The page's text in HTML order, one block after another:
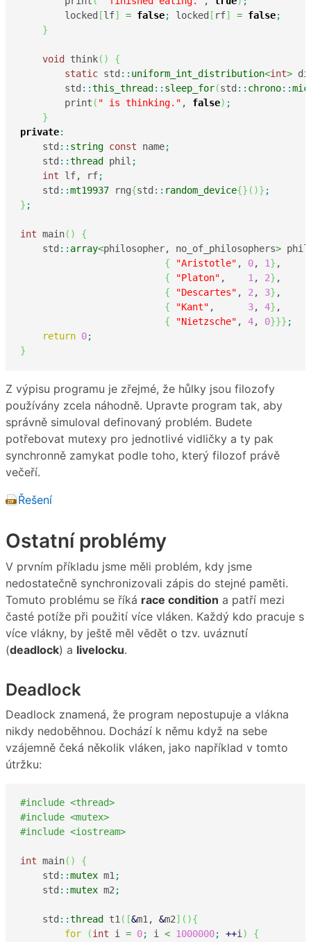
        locked
[lf] = false; locked [ rf] = false;
}
void think( )
{
static std :: uniform_int_distribution<int>
        std
::this_thread :: sleep_for(std :: chrono::
        print
( " is thinking." , false) ;
}
private:
    std
:: string const name;
    std
::thread phil ;
int lf, rf;
    std
::mt19937 rng{std :: random_device{} ( )} ;
} ;
int main( )
{
    std
:: array<philosopher, no_of_philosophers>
{
"Aristotle" , 0, 1} ,
{
"Platon" , 1 , 2} ,
{
"Descartes" , 2 , 3} ,
{
"Kant" , 3, 4} ,
{
"Nietzsche" , 4, 0}}} ;
return 0;
}
Z výpisu programu je zřejmé, že hůlky jsou filozofy
používány zcela náhodně. Upravte program tak, aby
správně simuloval definovaný problém. Budete
potřebovat mutexy pro jednotlivé vidličky a ty pak
synchronně zamykat podle toho, který filozof právě
večeří.
Řešení
Ostatní problémy
V prvním příkladu jsme měli problém, kdy jsme
nedostatečně synchronizovali zápis do stejné paměti.
Tomuto problému se říká race condition a patří mezi
časté potíže při použití více vláken. Každý kdo pracuje s
více vlákny, by ještě měl vědět o tzv. uváznutí
(deadlock) a livelocku.
Deadlock
Deadlock znamená, že program nepostupuje a vlákna
nikdy nedoběhnou. Dochází k němu když na sebe
vzájemně čeká několik vláken, jako například v tomto
útržku:
#include <thread>
#include <mutex>
#include <iostream>
int main( )
{
    std
::mutex m1;
    std
::mutex m2;
    std
::thread t1( [&m1, &m2] ( ){
for
(int i = 0; i < 1000000; ++i)
{